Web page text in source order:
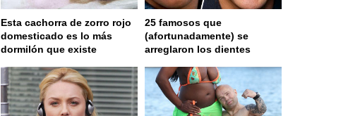
Esta cachorra de zorro rojo
domesticado es lo más
dormilón que existe
25 famosos que
(afortunadamente) se
arreglaron los dientes